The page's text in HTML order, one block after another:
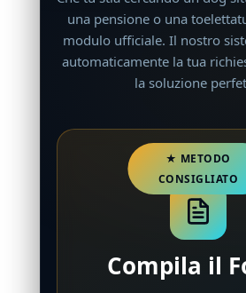
una pensione o una
modulo ufficiale. Il nostro
automaticamente la tua
la soluzione
Compila il